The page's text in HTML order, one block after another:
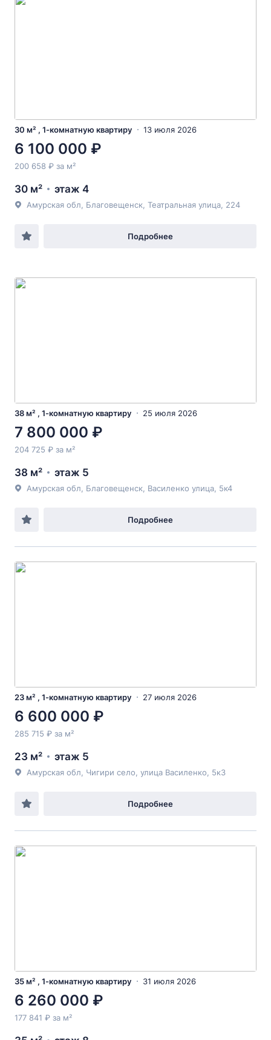
30 м² , 1-комнатную квартиру 13 июля 2026
6 100 000 ₽
200 658 ₽ за м²
30 м² этаж 4
Амурская обл, Благовещенск, Театральная улица, 224
Подробнее
38 м² , 1-комнатную квартиру 25 июля 2026
7 800 000 ₽
204 725 ₽ за м²
38 м² этаж 5
Амурская обл, Благовещенск, Василенко улица, 5к4
Подробнее
23 м² , 1-комнатную квартиру 27 июля 2026
6 600 000 ₽
285 715 ₽ за м²
23 м² этаж 5
Амурская обл, Чигири село, улица Василенко, 5к3
Подробнее
35 м² , 1-комнатную квартиру 31 июля 2026
6 260 000 ₽
177 841 ₽ за м²